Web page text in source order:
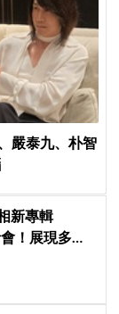
嚴泰九、朴智
新專輯
！展現多才